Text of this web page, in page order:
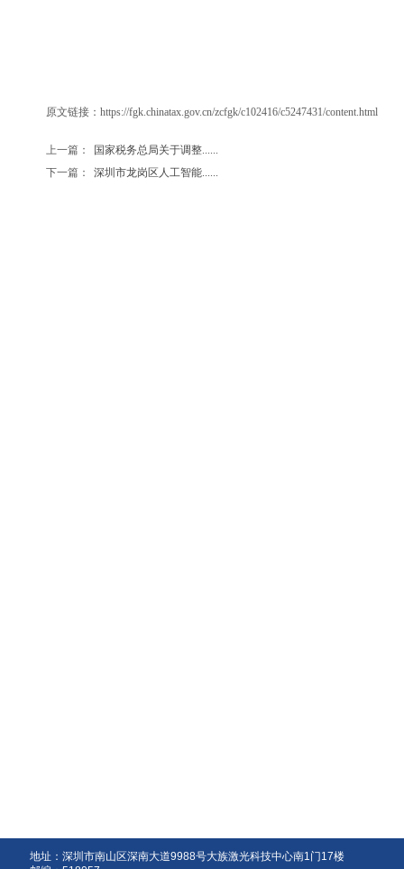
原文链接： https://fgk.chinatax.gov.cn/zcfgk/c102416/c5247431/content.html
上一篇：
国家税务总局关于调整......
下一篇：
深圳市龙岗区人工智能......
地址：深圳市南山区深南大道9988号大族激光科技中心南1门17楼